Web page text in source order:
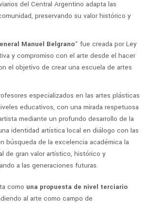
del Central Argentino adapta las
preservando su valor histórico y
Manuel Belgrano“ fue creada por Ley
y compromiso con el arte desde el hacer
el objetivo de crear una escuela de artes
especializados en las artes plásticas
educativos, con una mirada respetuosa
mediante un profundo desarrollo de la
identidad artística local en diálogo con las
búsqueda de la excelencia académica la
de gran valor artístico, histórico y
a las generaciones futuras.
como una propuesta de nivel terciario
al arte como campo de